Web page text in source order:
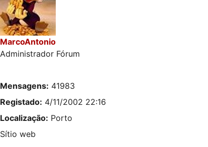
MarcoAntonio
Administrador Fórum
Mensagens: 41983
Registado: 4/11/2002 22:16
Localização: Porto
Sítio web